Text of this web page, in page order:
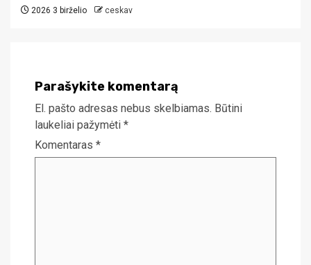
2026 3 birželio ceskav
Parašykite komentarą
El. pašto adresas nebus skelbiamas. Būtini
laukeliai pažymėti *
Komentaras *